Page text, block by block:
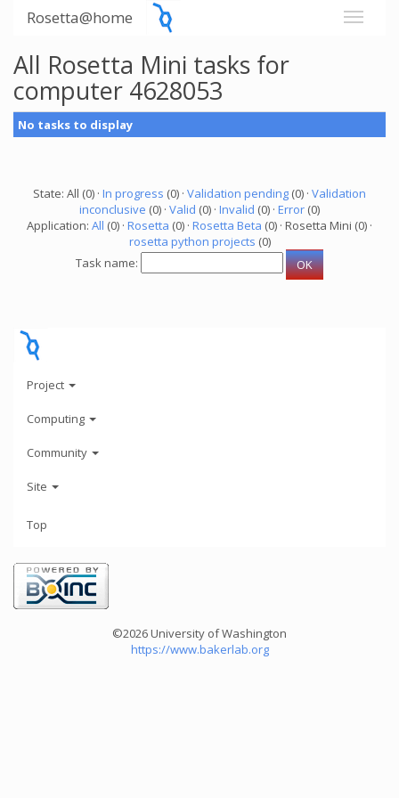
Rosetta@home
All Rosetta Mini tasks for
computer 4628053
No tasks to display
State: All (0) · In progress (0) · Validation pending (0) · Validation
inconclusive (0) · Valid (0) · Invalid (0) · Error (0)
Application: All (0) · Rosetta (0) · Rosetta Beta (0) · Rosetta Mini (0) ·
rosetta python projects (0)
Task name:
Project
Computing
Community
Site
Top
©2026 University of Washington
https://www.bakerlab.org